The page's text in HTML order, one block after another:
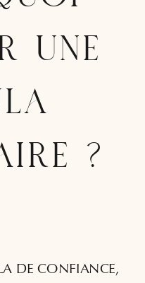
UNE
?
DE CONFIANCE,